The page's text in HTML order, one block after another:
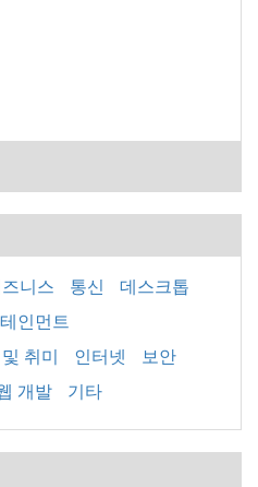
니스 통신
데스크톱
인먼트
취미 인터넷
보안
개발 기타